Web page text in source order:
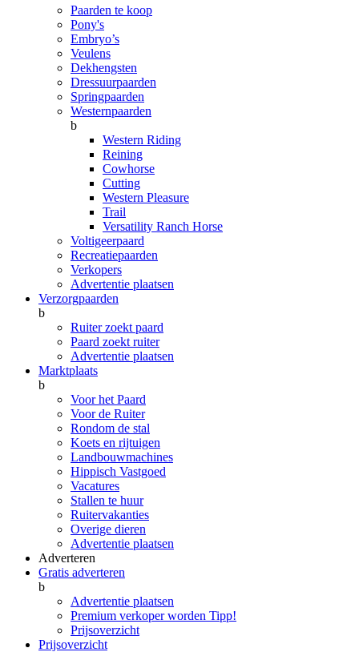
Paarden te koop
Pony's
Embryo’s
Veulens
Dekhengsten
Dressuurpaarden
Springpaarden
Westernpaarden
b
Western Riding
Reining
Cowhorse
Cutting
Western Pleasure
Trail
Versatility Ranch Horse
Voltigeerpaard
Recreatiepaarden
Verkopers
Advertentie plaatsen
Verzorgpaarden
b
Ruiter zoekt paard
Paard zoekt ruiter
Advertentie plaatsen
Marktplaats
b
Voor het Paard
Voor de Ruiter
Rondom de stal
Koets en rijtuigen
Landbouwmachines
Hippisch Vastgoed
Vacatures
Stallen te huur
Ruitervakanties
Overige dieren
Advertentie plaatsen
Adverteren
Gratis adverteren
b
Advertentie plaatsen
Premium verkoper worden Tipp!
Prijsoverzicht
Prijsoverzicht